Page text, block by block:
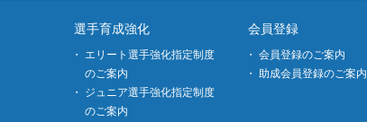
選手育成強化
エリート選手強化指定制度
のご案内
ジュニア選手強化指定制度
のご案内
会員登録
会員登録のご案内
助成会員登録のご案内